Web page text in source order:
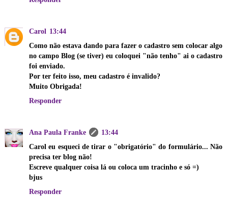
Carol 13:44
Como não estava dando para fazer o cadastro sem colocar algo
no campo Blog (se tiver) eu coloquei "não tenho" ai o cadastro
foi enviado.
Por ter feito isso, meu cadastro é invalido?
Muito Obrigada!
Responder
Ana Paula Franke
13:44
Carol eu esqueci de tirar o "obrigatório" do formulário... Não
precisa ter blog não!
Escreve qualquer coisa lá ou coloca um tracinho e só =)
bjus
Responder